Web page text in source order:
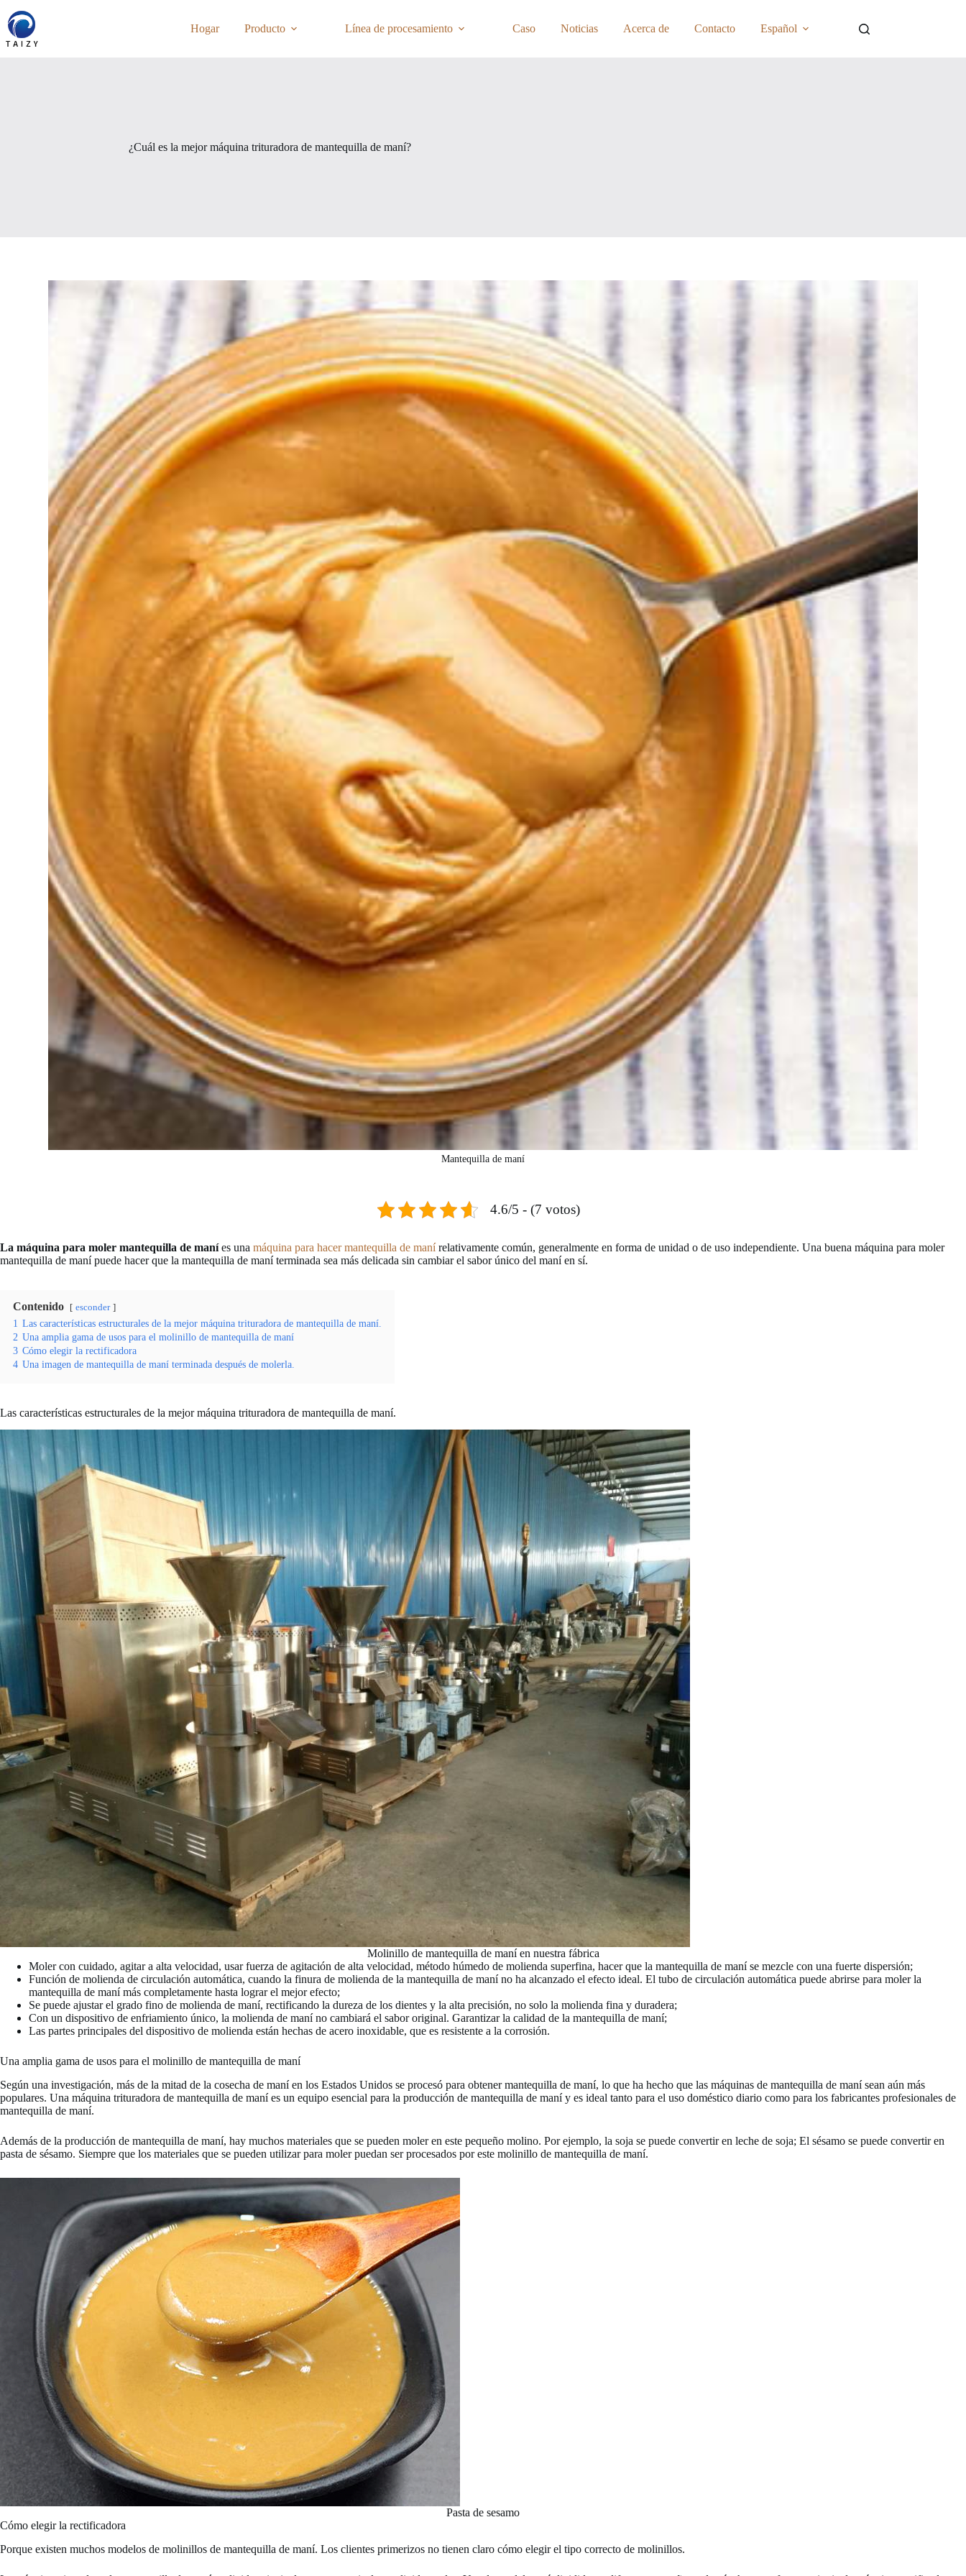
contenido
Hogar Producto Línea de procesamiento Caso Noticias Acerca de Contacto Español
¿Cuál es la mejor máquina trituradora de mantequilla de maní?
Mantequilla de maní
4.6/5 - (7 votos)
La máquina para moler mantequilla de maníes una máquina para hacer mantequilla de manírelativamente común, generalmente en forma de unidad o de uso independiente. Una buena máquina para moler
mantequilla de maní puede hacer que la mantequilla de maní terminada sea más delicada sin cambiar el sabor único del maní en sí.
Contenido esconder
1 Las características estructurales de la mejor máquina trituradora de mantequilla de maní.
2 Una amplia gama de usos para el molinillo de mantequilla de maní
3 Cómo elegir la rectificadora
4 Una imagen de mantequilla de maní terminada después de molerla.
Las características estructurales de la mejor máquina trituradora de mantequilla de maní.
Molinillo de mantequilla de maní en nuestra fábrica
Moler con cuidado, agitar a alta velocidad, usar fuerza de agitación de alta velocidad, método húmedo de molienda superfina, hacer que la mantequilla de maní se mezcle con una fuerte dispersión;
Función de molienda de circulación automática, cuando la finura de molienda de la mantequilla de maní no ha alcanzado el efecto ideal. El tubo de circulación automática puede abrirse para moler la
mantequilla de maní más completamente hasta lograr el mejor efecto;
Se puede ajustar el grado fino de molienda de maní, rectificando la dureza de los dientes y la alta precisión, no solo la molienda fina y duradera;
Con un dispositivo de enfriamiento único, la molienda de maní no cambiará el sabor original. Garantizar la calidad de la mantequilla de maní;
Las partes principales del dispositivo de molienda están hechas de acero inoxidable, que es resistente a la corrosión.
Una amplia gama de usos para el molinillo de mantequilla de maní
Según una investigación, más de la mitad de la cosecha de maní en los Estados Unidos se procesó para obtener mantequilla de maní, lo que ha hecho que las máquinas de mantequilla de maní sean aún más
populares. Una máquina trituradora de mantequilla de maní es un equipo esencial para la producción de mantequilla de maní y es ideal tanto para el uso doméstico diario como para los fabricantes profesionales de
mantequilla de maní.
Además de la producción de mantequilla de maní, hay muchos materiales que se pueden moler en este pequeño molino. Por ejemplo, la soja se puede convertir en leche de soja; El sésamo se puede convertir en
pasta de sésamo. Siempre que los materiales que se pueden utilizar para moler puedan ser procesados ​​por este molinillo de mantequilla de maní.
Pasta de sesamo
Cómo elegir la rectificadora
Porque existen muchos modelos de molinillos de mantequilla de maní. Los clientes primerizos no tienen claro cómo elegir el tipo correcto de molinillos.